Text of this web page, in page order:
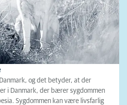
og det betyder, at der
i Danmark, der bærer sygdommen
Sygdommen kan være livsfarlig